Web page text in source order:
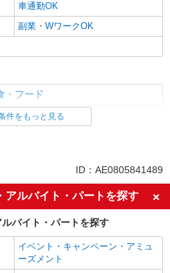
車通勤OK
副業・WワークOK
・フード
社員登用あり
短時間勤務（1日4h以内）OK
車通勤OK
まかない・食事補助
件をもっと見る
ID：AE0805841489
アルバイト・パートを探す
バイト・パートを探す
イベント・キャンペーン・アミュ
ーズメント